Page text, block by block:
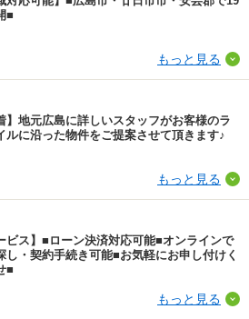
■
もっと見る
】地元広島に詳しいスタッフがお客様のラ
ルに沿った物件をご提案させて頂きます♪
もっと見る
ビス】■ローン決済対応可能■オンラインで
し・契約手続き可能■お気軽にお申し付けく
■
もっと見る